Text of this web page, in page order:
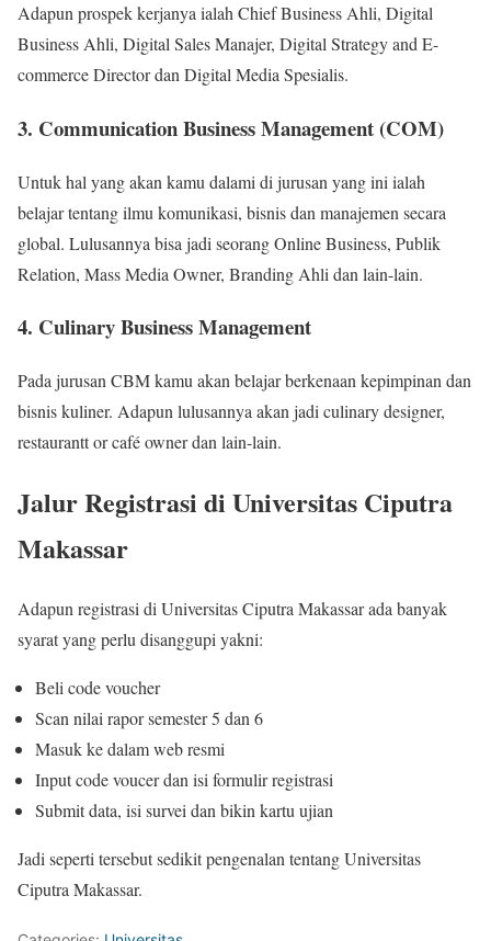
Adapun prospek kerjanya ialah Chief Business Ahli, Digital
Business Ahli, Digital Sales Manajer, Digital Strategy and E-
commerce Director dan Digital Media Spesialis.
3. Communication Business Management (COM)
Untuk hal yang akan kamu dalami di jurusan yang ini ialah
belajar tentang ilmu komunikasi, bisnis dan manajemen secara
global. Lulusannya bisa jadi seorang Online Business, Publik
Relation, Mass Media Owner, Branding Ahli dan lain-lain.
4. Culinary Business Management
Pada jurusan CBM kamu akan belajar berkenaan kepimpinan dan
bisnis kuliner. Adapun lulusannya akan jadi culinary designer,
restaurantt or café owner dan lain-lain.
Jalur Registrasi di Universitas Ciputra
Makassar
Adapun registrasi di Universitas Ciputra Makassar ada banyak
syarat yang perlu disanggupi yakni:
Beli code voucher
Scan nilai rapor semester 5 dan 6
Masuk ke dalam web resmi
Input code voucer dan isi formulir registrasi
Submit data, isi survei dan bikin kartu ujian
Jadi seperti tersebut sedikit pengenalan tentang Universitas
Ciputra Makassar.